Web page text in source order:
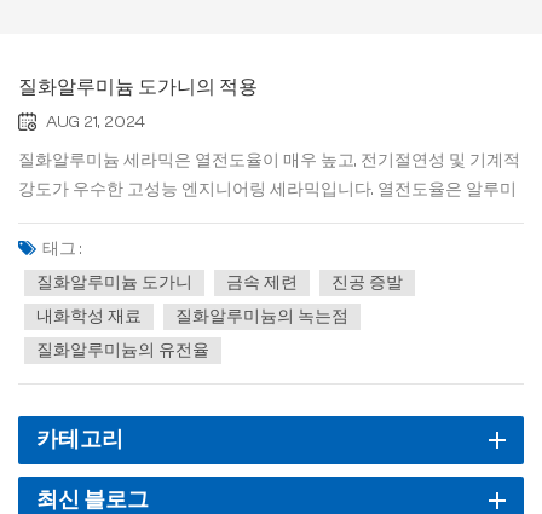
질화알루미늄 도가니의 적용
AUG 21, 2024
질화알루미늄 세라믹은 열전도율이 매우 높고, 전기절연성 및 기계적
강도가 우수한 고성능 엔지니어링 세라믹입니다. 열전도율은 알루미
나 세라믹의 10배 이상인 320W/m-K에 도달할 수 있고 전기 절연성
은 10^13Ω-cm 이상이며 굽힘 강도는 350MPa에 도달할 수 있습니다.
이러한 특성으로 인해 질화알루미늄 세라믹은 고온...
태그 :
질화알루미늄 도가니
금속 제련
진공 증발
내화학성 재료
질화알루미늄의 녹는점
질화알루미늄의 유전율
카테고리
최신 블로그